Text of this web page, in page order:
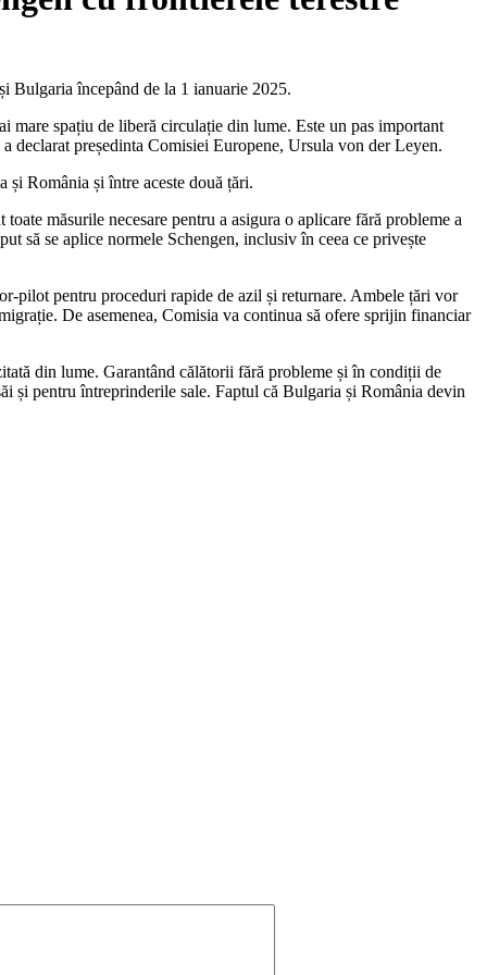
Bulgaria începând de la 1 ianuarie 2025.
spațiu de liberă circulație din lume. Este un pas important
declarat președinta Comisiei Europene, Ursula von der Leyen.
România și între aceste două țări.
măsurile necesare pentru a asigura o aplicare fără probleme a
să se aplice normele Schengen, inclusiv în ceea ce privește
pilot pentru proceduri rapide de azil și returnare. Ambele țări vor
De asemenea, Comisia va continua să ofere sprijin financiar
din lume. Garantând călătorii fără probleme și în condiții de
și pentru întreprinderile sale. Faptul că Bulgaria și România devin